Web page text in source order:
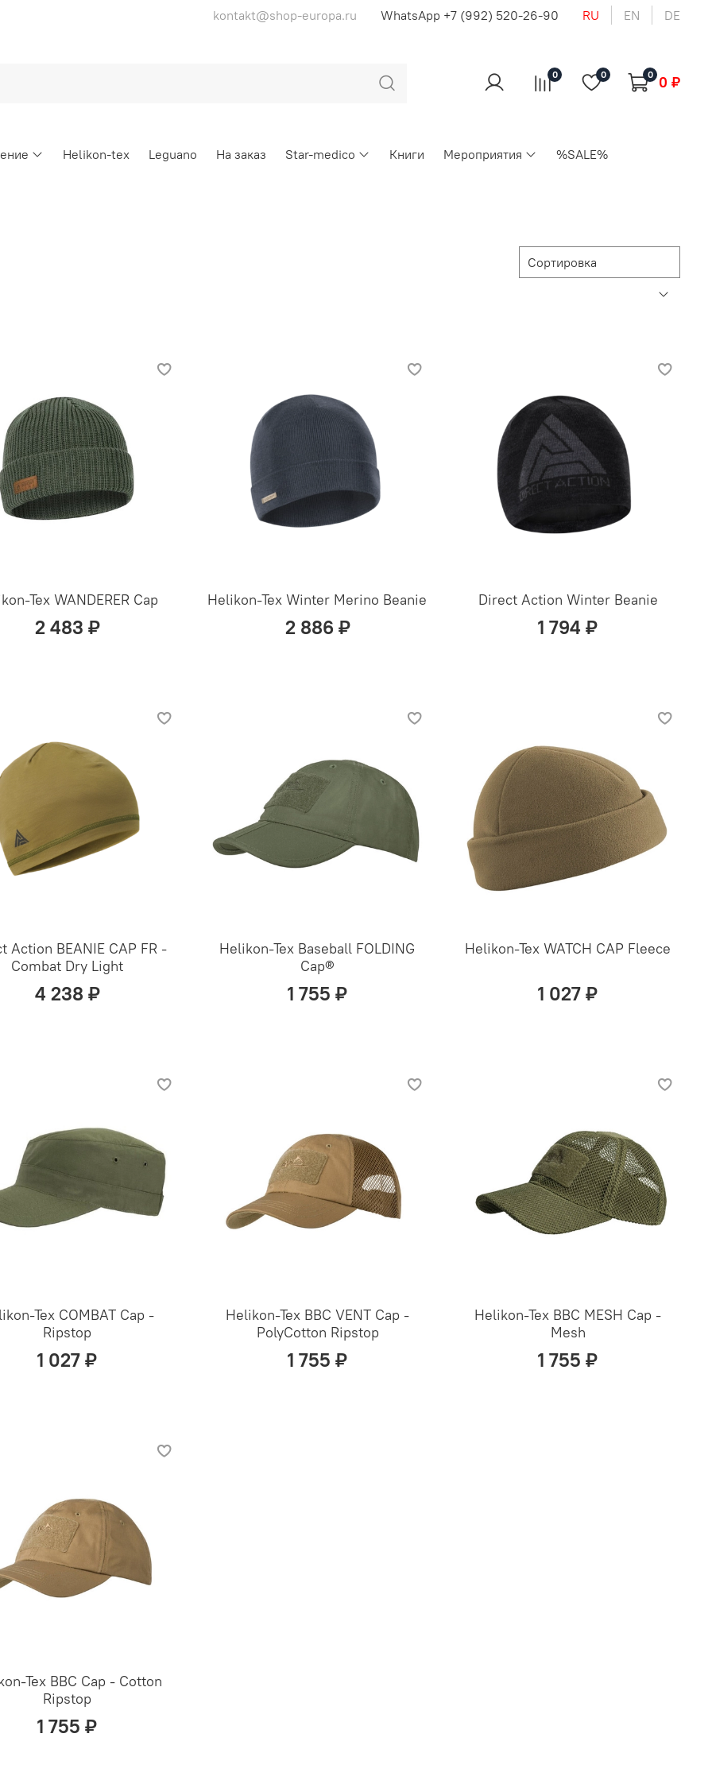
kontakt@shop-europa.ru WhatsApp +7 (992) 520-26-90 RU EN DE
0 0 0 0 ₽
Helikon-tex Leguano На заказ Star-medico Книги Мероприятия %SALE%
Tex WANDERER Cap
2 483 ₽
Helikon-Tex Winter Merino Beanie
2 886 ₽
Direct Action Winter Beanie
1 794 ₽
Action BEANIE CAP FR -
Combat Dry Light
4 238 ₽
Helikon-Tex Baseball FOLDING
Cap®
1 755 ₽
Helikon-Tex WATCH CAP Fleece
1 027 ₽
Tex COMBAT Cap -
Ripstop
1 027 ₽
Helikon-Tex BBC VENT Cap -
PolyCotton Ripstop
1 755 ₽
Helikon-Tex BBC MESH Cap -
Mesh
1 755 ₽
Tex BBC Cap - Cotton
Ripstop
1 755 ₽